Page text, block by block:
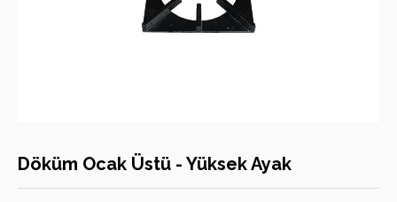
Döküm Ocak Üstü - Yüksek Ayak